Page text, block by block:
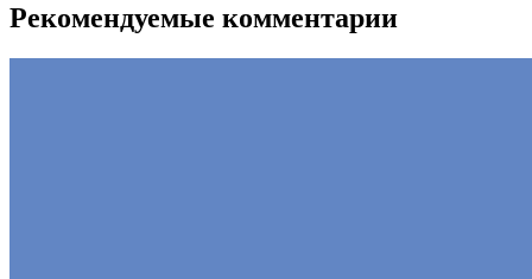
Рекомендуемые комментарии